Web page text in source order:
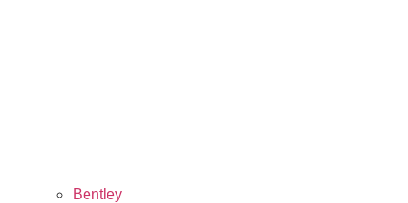
Bentley